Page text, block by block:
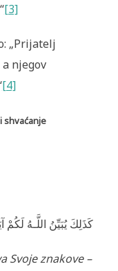
[3]
„Prijatelj
a njegov
[4]
shvaćanje
كَذَلِكَ يُبَيِّنُ اللَّـهُ لَكُمْ
Svoje znakove –